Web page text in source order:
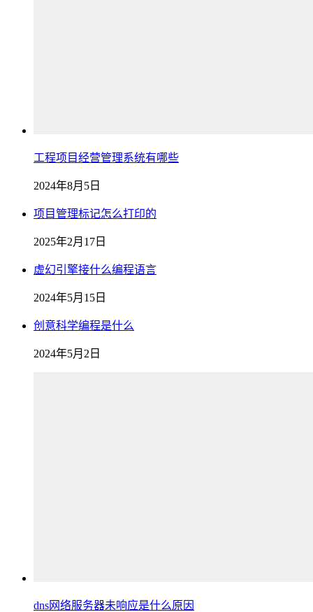
工程项目经营管理系统有哪些
2024年8月5日
项目管理标记怎么打印的
2025年2月17日
虚幻引擎接什么编程语言
2024年5月15日
创意科学编程是什么
2024年5月2日
dns网络服务器未响应是什么原因